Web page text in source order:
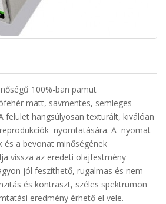
100%-ban pamut
matt, savmentes, semleges
felület hangsúlyosan texturált, kiválóan
nyomtatására. A nyomat
és a bevonat minőségének
vissza az eredeti olajfestmény
jól feszíthető, rugalmas és nem
és kontraszt, széles spektrumon
eredmény érhető el vele.